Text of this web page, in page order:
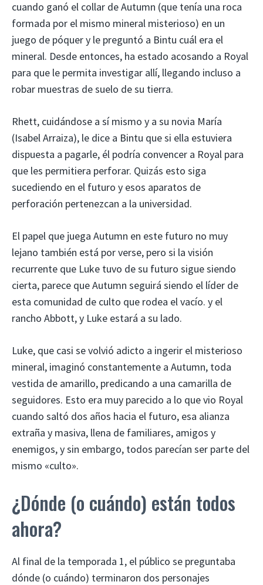
cuando ganó el collar de Autumn (que tenía una roca
formada por el mismo mineral misterioso) en un
juego de póquer y le preguntó a Bintu cuál era el
mineral. Desde entonces, ha estado acosando a Royal
para que le permita investigar allí, llegando incluso a
robar muestras de suelo de su tierra.
Rhett, cuidándose a sí mismo y a su novia María
(Isabel Arraiza), le dice a Bintu que si ella estuviera
dispuesta a pagarle, él podría convencer a Royal para
que les permitiera perforar. Quizás esto siga
sucediendo en el futuro y esos aparatos de
perforación pertenezcan a la universidad.
El papel que juega Autumn en este futuro no muy
lejano también está por verse, pero si la visión
recurrente que Luke tuvo de su futuro sigue siendo
cierta, parece que Autumn seguirá siendo el líder de
esta comunidad de culto que rodea el vacío. y el
rancho Abbott, y Luke estará a su lado.
Luke, que casi se volvió adicto a ingerir el misterioso
mineral, imaginó constantemente a Autumn, toda
vestida de amarillo, predicando a una camarilla de
seguidores. Esto era muy parecido a lo que vio Royal
cuando saltó dos años hacia el futuro, esa alianza
extraña y masiva, llena de familiares, amigos y
enemigos, y sin embargo, todos parecían ser parte del
mismo «culto».
¿Dónde (o cuándo) están todos
ahora?
Al final de la temporada 1, el público se preguntaba
dónde (o cuándo) terminaron dos personajes